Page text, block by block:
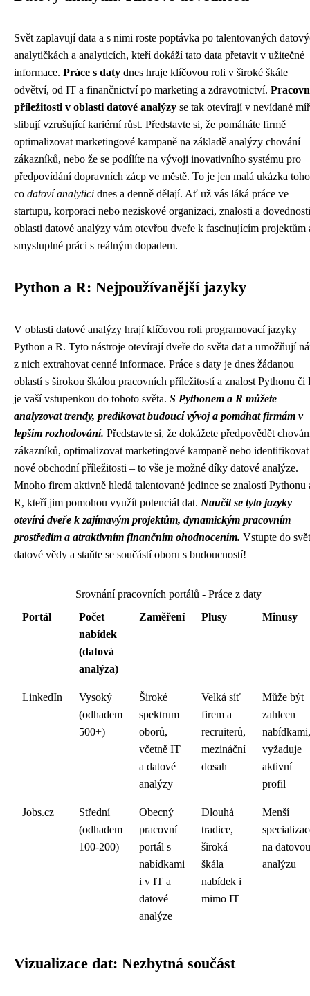
Svět zaplavují data a s nimi roste poptávka po talentovaných
analytičkách a analyticích, kteří dokáží tato data přetavit v užitečné
informace. Práce s daty dnes hraje klíčovou roli v široké škále
odvětví, od IT a finančnictví po marketing a zdravotnictví.
příležitosti v oblasti datové analýzy se tak otevírají v nevídané
slibují vzrušující kariérní růst. Představte si, že pomáháte firmě
optimalizovat marketingové kampaně na základě analýzy chování
zákazníků, nebo že se podílíte na vývoji inovativního systému pro
předpovídání dopravních zácp ve městě. To je jen malá ukázka
co datoví analytici dnes a denně dělají. Ať už vás láká práce ve
startupu, korporaci nebo neziskové organizaci, znalosti a
oblasti datové analýzy vám otevřou dveře k fascinujícím projektům
smysluplné práci s reálným dopadem.
Python a R: Nejpoužívanější jazyky
V oblasti datové analýzy hrají klíčovou roli programovací jazyky
Python a R. Tyto nástroje otevírají dveře do světa dat a umožňují
z nich extrahovat cenné informace. Práce s daty je dnes žádanou
oblastí s širokou škálou pracovních příležitostí a znalost Pythonu či
je vaší vstupenkou do tohoto světa. S Pythonem a R můžete
analyzovat trendy, predikovat budoucí vývoj a pomáhat firmám v
lepším rozhodování. Představte si, že dokážete předpovědět
zákazníků, optimalizovat marketingové kampaně nebo identifikovat
nové obchodní příležitosti – to vše je možné díky datové analýze.
Mnoho firem aktivně hledá talentované jedince se znalostí Pythonu
R, kteří jim pomohou využít potenciál dat. Naučit se tyto jazyky
otevírá dveře k zajímavým projektům, dynamickým pracovním
prostředím a atraktivním finančním ohodnocením. Vstupte do
datové vědy a staňte se součástí oboru s budoucností!
Srovnání pracovních portálů - Práce z daty
Portál
Počet
nabídek
(datová
analýza)
Zaměření Plusy Minusy
LinkedIn
Vysoký
(odhadem
500+)
Široké
spektrum
oborů,
včetně IT
a datové
analýzy
Velká síť
firem a
recruiterů,
mezináční
dosah
Může být
zahlcen
nabídkami,
vyžaduje
aktivní
profil
Jobs.cz
Střední
(odhadem
100-200)
Obecný
pracovní
portál s
nabídkami
i v IT a
datové
analýze
Dlouhá
tradice,
široká
škála
nabídek i
mimo IT
Menší
na datovou
analýzu
Vizualizace dat: Nezbytná součást